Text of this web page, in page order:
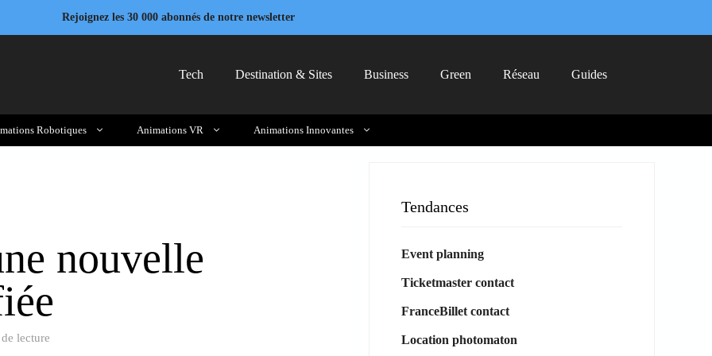
Rejoignez les 30 000 abonnés de notre newsletter
Tech Destination & Sites Business Green Réseau Guides
Robotiques Animations VR Animations Innovantes
nouvelle
lecture
Tendances
Event planning
Ticketmaster contact
FranceBillet contact
Location photomaton